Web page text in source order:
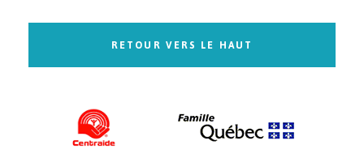
RETOUR VERS LE HAUT